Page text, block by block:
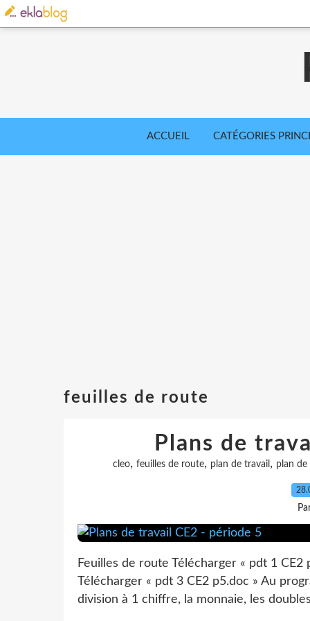
ACCUEIL CATÉGORIES
feuilles de route
Plans de
cleo, feuilles de route, plan de travail, plan de
Feuilles de route Télécharger « pdt 1 CE2
Télécharger « pdt 3 CE2 p5.doc » Au
division à 1 chiffre, la monnaie, les